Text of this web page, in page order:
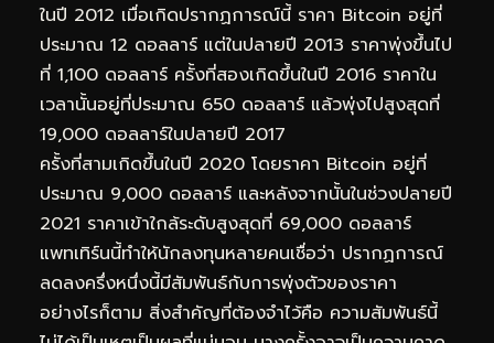
ในปี 2012 เมื่อเกิดปรากฏการณ์นี้ ราคา Bitcoin อยู่ที่
ประมาณ 12 ดอลลาร์ แต่ในปลายปี 2013 ราคาพุ่งขึ้นไป
ที่ 1,100 ดอลลาร์ ครั้งที่สองเกิดขึ้นในปี 2016 ราคาใน
เวลานั้นอยู่ที่ประมาณ 650 ดอลลาร์ แล้วพุ่งไปสูงสุดที่
19,000 ดอลลาร์ในปลายปี 2017
ครั้งที่สามเกิดขึ้นในปี 2020 โดยราคา Bitcoin อยู่ที่
ประมาณ 9,000 ดอลลาร์ และหลังจากนั้นในช่วงปลายปี
2021 ราคาเข้าใกล้ระดับสูงสุดที่ 69,000 ดอลลาร์
แพทเทิร์นนี้ทำให้นักลงทุนหลายคนเชื่อว่า ปรากฏการณ์
ลดลงครึ่งหนึ่งนี้มีสัมพันธ์กับการพุ่งตัวของราคา
อย่างไรก็ตาม สิ่งสำคัญที่ต้องจำไว้คือ ความสัมพันธ์นี้